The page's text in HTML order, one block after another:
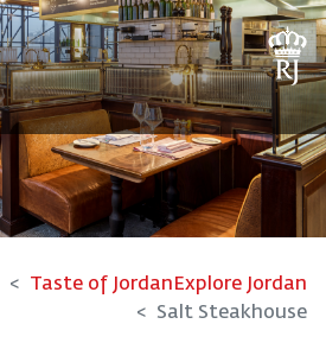
Explore Jordan
Taste of Jordan
Salt Steakhouse